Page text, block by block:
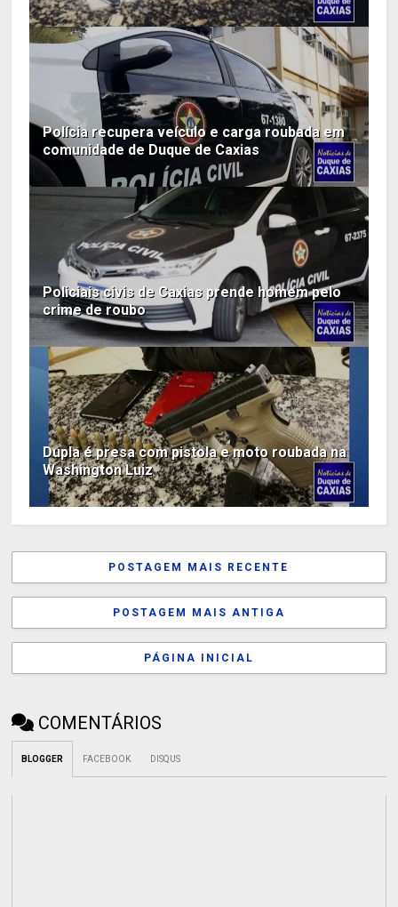
Polícia recupera veículo e carga roubada em
comunidade de Duque de Caxias
Policiais civis de Caxias prende homem pelo
crime de roubo
Dupla é presa com pistola e moto roubada na
Washington Luiz
POSTAGEM MAIS RECENTE
POSTAGEM MAIS ANTIGA
PÁGINA INICIAL
COMENTÁRIOS
BLOGGER FACEBOOK DISQUS